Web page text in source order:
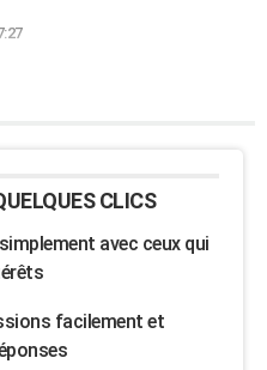
CLICS
avec ceux qui
facilement et